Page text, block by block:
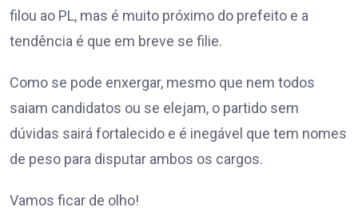
filou ao PL, mas é muito próximo do prefeito e a
tendência é que em breve se filie.
Como se pode enxergar, mesmo que nem todos
saiam candidatos ou se elejam, o partido sem
dúvidas sairá fortalecido e é inegável que tem nomes
de peso para disputar ambos os cargos.
Vamos ficar de olho!